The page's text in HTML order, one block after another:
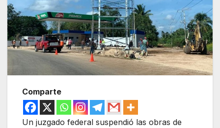
Comparte
Un juzgado federal suspendió las obras de